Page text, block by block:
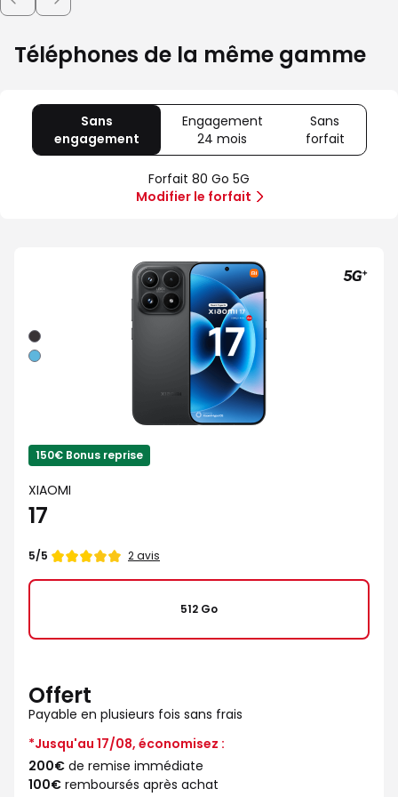
Téléphones de la même gamme
Sans
engagement
80
Go
5G
Engagement
24 mois
Offre
spéciale
Illimité
Sans
forfait
Sans
Forfait 80 Go 5G
Modifier le forfait
Noir
Bleu
150€ Bonus reprise
XIAOMI
17
Note
5/5 2 avis
512 Go
Offert
Payable en plusieurs fois sans frais
*Jusqu'au 17/08, économisez :
200€ de remise immédiate
100€ remboursés après achat